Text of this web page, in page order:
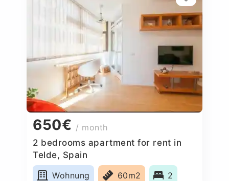
650€ / month
2 bedrooms apartment for rent in
Telde, Spain
Wohnung
60m2 2